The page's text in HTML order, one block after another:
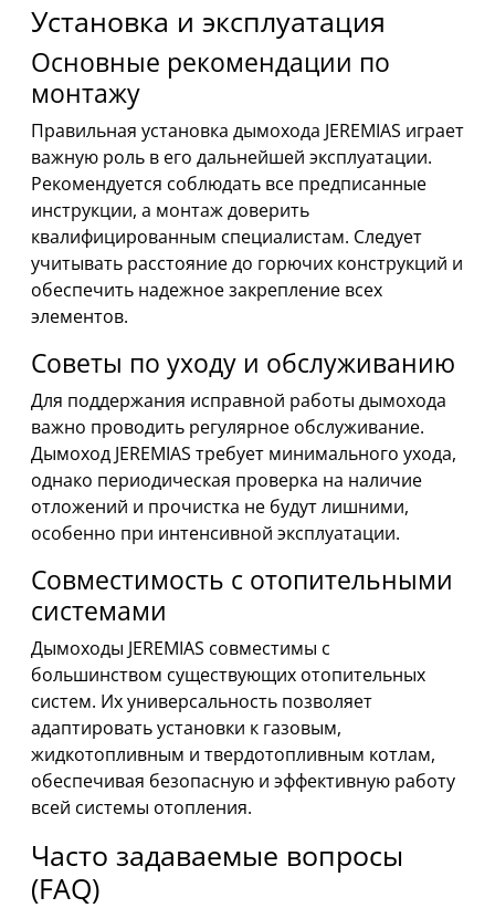
Установка и эксплуатация
Основные рекомендации по
монтажу
Правильная установка дымохода JEREMIAS играет
важную роль в его дальнейшей эксплуатации.
Рекомендуется соблюдать все предписанные
инструкции, а монтаж доверить
квалифицированным специалистам. Следует
учитывать расстояние до горючих конструкций и
обеспечить надежное закрепление всех
элементов.
Советы по уходу и обслуживанию
Для поддержания исправной работы дымохода
важно проводить регулярное обслуживание.
Дымоход JEREMIAS требует минимального ухода,
однако периодическая проверка на наличие
отложений и прочистка не будут лишними,
особенно при интенсивной эксплуатации.
Совместимость с отопительными
системами
Дымоходы JEREMIAS совместимы с
большинством существующих отопительных
систем. Их универсальность позволяет
адаптировать установки к газовым,
жидкотопливным и твердотопливным котлам,
обеспечивая безопасную и эффективную работу
всей системы отопления.
Часто задаваемые вопросы
(FAQ)